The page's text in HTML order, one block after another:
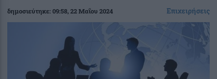
δημοσιεύτηκε:09:58, 22 Μαΐου 2024 Επιχειρήσεις